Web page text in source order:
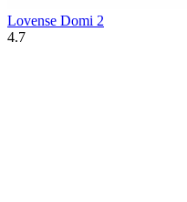
Lovense Domi 2
4.7